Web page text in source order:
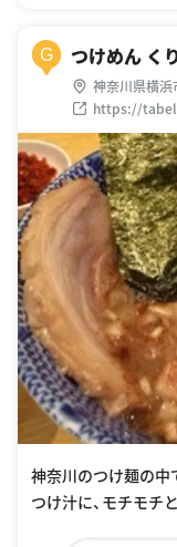
G つけめん く
神奈川県横浜
https://
/
神奈川のつけ麺の中
つけ汁に、モチモチ